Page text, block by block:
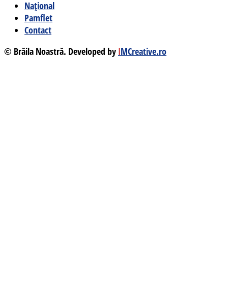
Național
Pamflet
Contact
© Brăila Noastră. Developed by IMCreative.ro